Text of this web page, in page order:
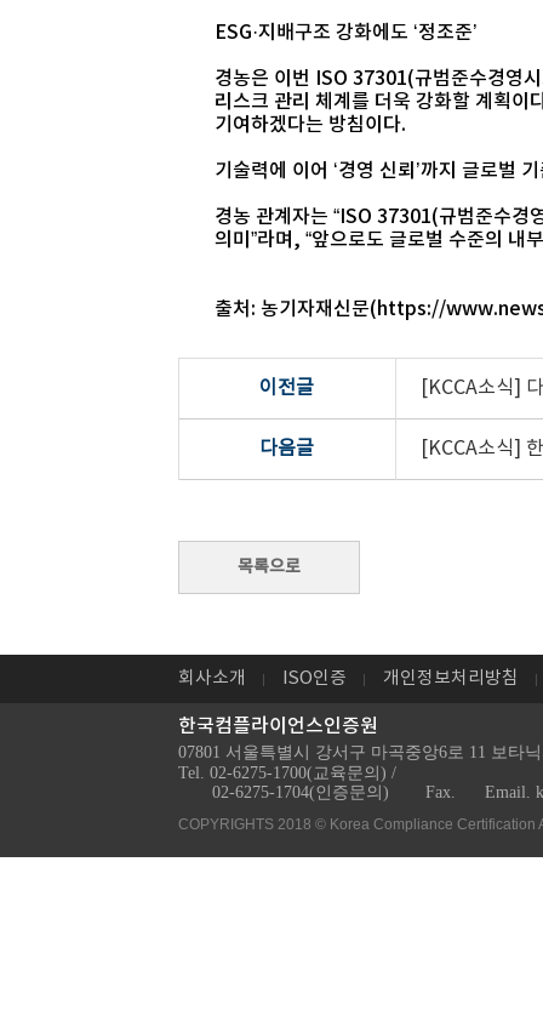
ESG·지배구조 강화에도 ‘정조준’
경농은 이번 ISO 37301(규범준수경영
리스크 관리 체계를 더욱 강화할 계획이
기여하겠다는 방침이다.
기술력에 이어 ‘경영 신뢰’까지 글로벌
경농 관계자는 “ISO 37301(규범준수경
의미”라며, “앞으로도 글로벌 수준의 내
출처: 농기자재신문(https://
이전글 [KCCA소식]
다음글 [KCCA소식]
회사소개 ISO인증 개인정보처리방침
한국컴플라이언스인증원
07801 서울특별시 강서구 마곡중앙6로 11 보타
Tel. 02-6275-1700(교육문의) /
02-6275-1704(인증문의)
Fax. Email.
COPYRIGHTS 2018 © Korea Compliance Certification